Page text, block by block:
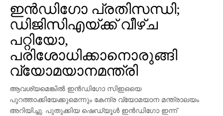
ഇന്‍ഡിഗോ പ്രതിസന്ധി;
ഡിജിസിഎയ്ക്ക് വീഴ്ച
പറ്റിയോ,
പരിശോധിക്കാനൊരുങ്ങി
വ്യോമയാനമന്ത്രി
ആവശ്യമെങ്കില്‍ ഇന്‍ഡിഗോ സിഇഒയെ
പുറത്താക്കിയേക്കുമെന്നും കേന്ദ്ര വ്യോമയാന മന്ത്രാലയം
അറിയിച്ചു. പുതുക്കിയ ഷെഡ്യൂള്‍ ഇന്‍ഡിഗോ ഇന്ന്